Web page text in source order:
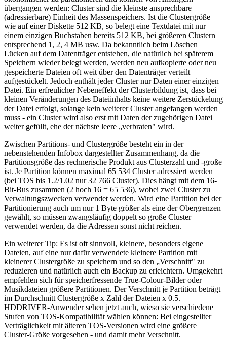
übergangen werden: Cluster sind die kleinste ansprechbare
(adressierbare) Einheit des Massenspeichers. Ist die Clustergröße
wie auf einer Diskette 512 KB, so belegt eine Textdatei mit nur
einem einzigen Buchstaben bereits 512 KB, bei größeren Clustern
entsprechend 1, 2, 4 MB usw. Da bekanntlich beim Löschen
Lücken auf dem Datenträger entstehen, die natürlich bei späterem
Speichern wieder belegt werden, werden neu aufkopierte oder neu
gespeicherte Dateien oft weit über den Datenträger verteilt
aufgestückelt. Jedoch enthält jeder Cluster nur Daten einer einzigen
Datei. Ein erfreulicher Nebeneffekt der Clusterbildung ist, dass bei
kleinen Veränderungen des Dateiinhalts keine weitere Zerstückelung
der Datei erfolgt, solange kein weiterer Cluster angefangen werden
muss - ein Cluster wird also erst mit Daten der zugehörigen Datei
weiter gefüllt, ehe der nächste leere „verbraten" wird.
Zwischen Partitions- und Clustergröße besteht ein in der
nebenstehenden Infobox dargestellter Zusammenhang, da die
Partitionsgröße das rechnerische Produkt aus Clusterzahl und -große
ist. Je Partition können maximal 65 534 Cluster adressiert werden
(bei TOS bis 1.2/1.02 nur 32 766 Cluster). Dies hängt mit dem 16-
Bit-Bus zusammen (2 hoch 16 = 65 536), wobei zwei Cluster zu
Verwaltungszwecken verwendet werden. Wird eine Partition bei der
Partitionierung auch um nur 1 Byte größer als eine der Obergrenzen
gewählt, so müssen zwangsläufig doppelt so große Cluster
verwendet werden, da die Adressen sonst nicht reichen.
Ein weiterer Tip: Es ist oft sinnvoll, kleinere, besonders eigene
Dateien, auf eine nur dafür verwendete kleinere Partition mit
kleinerer Clustergröße zu speichern und so den „Verschnitt" zu
reduzieren und natürlich auch ein Backup zu erleichtern. Umgekehrt
empfehlen sich für speicherfressende True-Colour-Bilder oder
Musikdateien größere Partitionen. Der Verschnitt je Partition beträgt
im Durchschnitt Clustergröße x Zahl der Dateien x 0.5.
HDDRIVER-Anwender sehen jetzt auch, wieso sie verschiedene
Stufen von TOS-Kompatibilität wählen können: Bei eingestellter
Verträglichkeit mit älteren TOS-Versionen wird eine größere
Cluster-Größe vorgesehen - und damit mehr Verschnitt.